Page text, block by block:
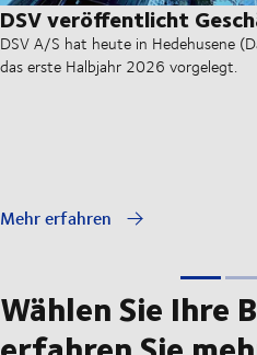
DSV veröffentlicht
DSV A/S hat heute in Hedehusene
das erste Halbjahr 2026 vorgelegt.
Mehr erfahren
Wählen Sie Ihre